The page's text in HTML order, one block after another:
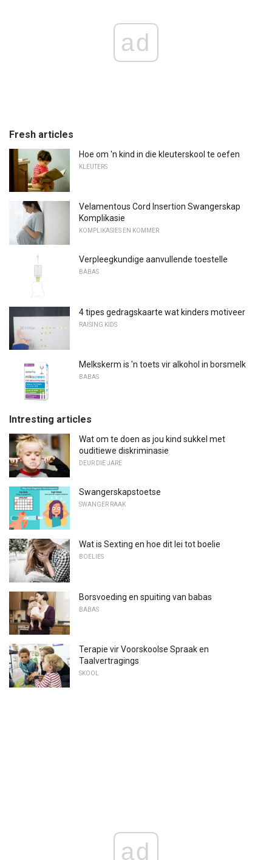
ad
Fresh articles
Hoe om 'n kind in die kleuterskool te oefen
KLEUTERS
Velamentous Cord Insertion Swangerskap
Komplikasie
KOMPLIKASIES EN KOMMER
Verpleegkundige aanvullende toestelle
BABAS
4 tipes gedragskaarte wat kinders motiveer
RAISING KIDS
Melkskerm is 'n toets vir alkohol in borsmelk
BABAS
Intresting articles
Wat om te doen as jou kind sukkel met
ouditiewe diskriminasie
DEUR DIE JARE
Swangerskapstoetse
SWANGER RAAK
Wat is Sexting en hoe dit lei tot boelie
BOELIES
Borsvoeding en spuiting van babas
BABAS
Terapie vir Voorskoolse Spraak en
Taalvertragings
SKOOL
ad